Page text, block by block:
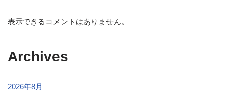
表示できるコメントはありません。
Archives
2026年8月